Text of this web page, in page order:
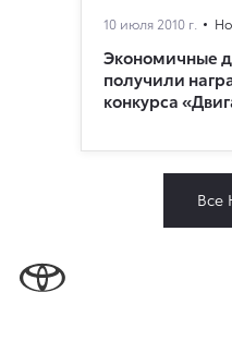
10 июля 2010 г.
Экономичные
получили
конкурса
Все